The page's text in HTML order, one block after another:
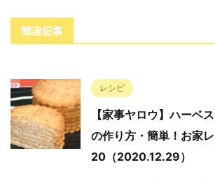
関連記事
レシピ
【家事ヤロウ】ハーベ
の作り方・簡単！お家
20（2020.12.29）